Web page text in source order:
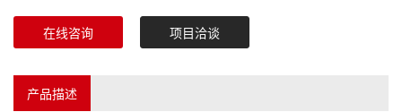
在线咨询 项目洽谈
产品描述